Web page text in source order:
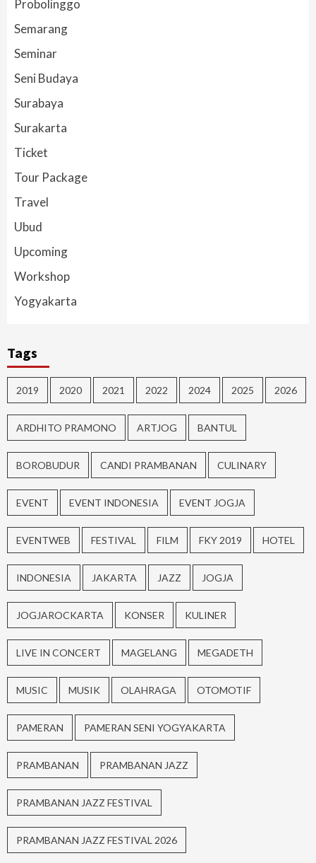
Probolinggo
Semarang
Seminar
Seni Budaya
Surabaya
Surakarta
Ticket
Tour Package
Travel
Ubud
Upcoming
Workshop
Yogyakarta
Tags
2019 2020 2021 2022 2024 2025 2026
ARDHITO PRAMONO ARTJOG BANTUL
BOROBUDUR CANDI PRAMBANAN CULINARY
EVENT EVENT INDONESIA EVENT JOGJA
EVENTWEB FESTIVAL FILM FKY 2019 HOTEL
INDONESIA JAKARTA JAZZ JOGJA
JOGJAROCKARTA KONSER KULINER
LIVE IN CONCERT MAGELANG MEGADETH
MUSIC MUSIK OLAHRAGA OTOMOTIF
PAMERAN PAMERAN SENI YOGYAKARTA
PRAMBANAN PRAMBANAN JAZZ
PRAMBANAN JAZZ FESTIVAL
PRAMBANAN JAZZ FESTIVAL 2026